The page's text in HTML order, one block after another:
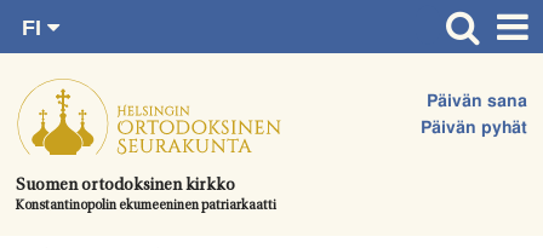
suoraan
sisältöön.
Suomen ortodoksinen kirkko
Konstantinopolin ekumeeninen patriarkaatti
Päivän sana
Päivän pyhät
FI
SV
EN
UA
Etusivu
Ajankohtaista
Juhlat & toimitukset